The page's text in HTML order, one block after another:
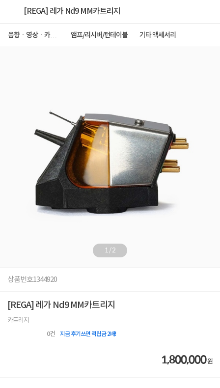
[REGA] 레가 Nd9 MM카트리지
음향ㆍ영상ㆍ카메
앰프/리시버/턴테이블 기타 액세서리
1/2
상품번호1344920
[REGA] 레가 Nd9 MM카트리지
카트리지
0건 지금 후기쓰면 적립금 2배!
1,800,000원